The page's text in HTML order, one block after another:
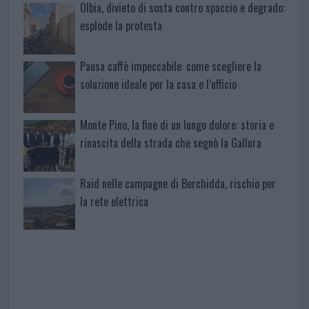
Olbia, divieto di sosta contro spaccio e degrado:
esplode la protesta
Pausa caffè impeccabile: come scegliere la
soluzione ideale per la casa e l’ufficio
Monte Pino, la fine di un lungo dolore: storia e
rinascita della strada che segnò la Gallura
Raid nelle campagne di Berchidda, rischio per
la rete elettrica